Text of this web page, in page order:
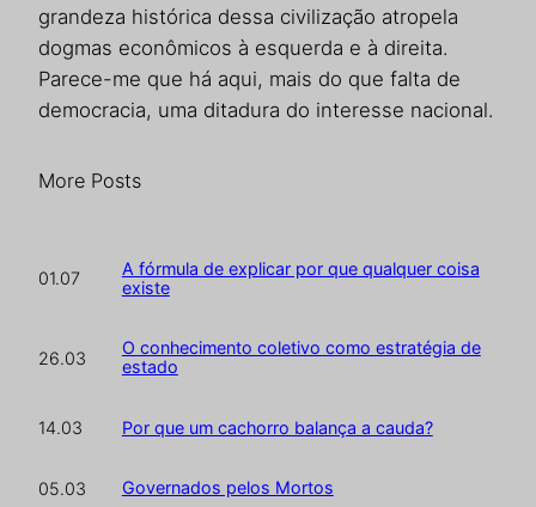
grandeza histórica dessa civilização atropela
dogmas econômicos à esquerda e à direita.
Parece-me que há aqui, mais do que falta de
democracia, uma ditadura do interesse nacional.
More Posts
01.07
A fórmula de explicar por que qualquer coisa
existe
26.03
O conhecimento coletivo como estratégia de
estado
14.03 Por que um cachorro balança a cauda?
05.03 Governados pelos Mortos